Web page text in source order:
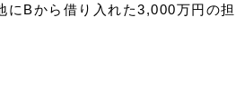
にBから借り入れた3,000万円の